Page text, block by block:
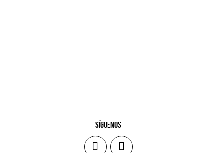
SÍGUENOS